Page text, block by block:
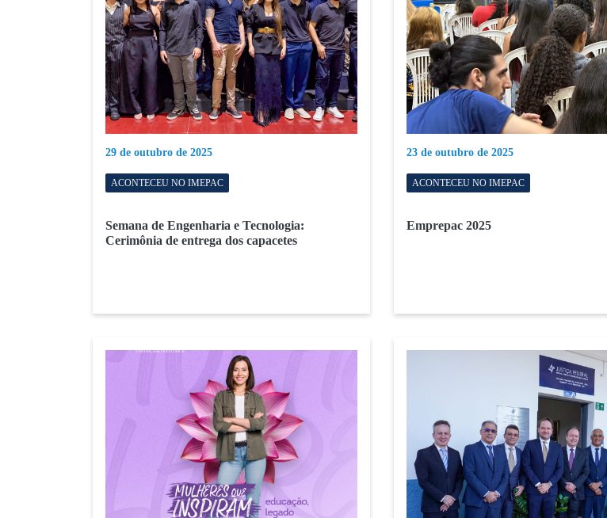
29 de outubro de 2025
ACONTECEU NO IMEPAC
Semana de Engenharia e Tecnologia:
Cerimônia de entrega dos capacetes
23 de outubro de 2025
ACONTECEU NO IMEPAC
Emprepac 2025